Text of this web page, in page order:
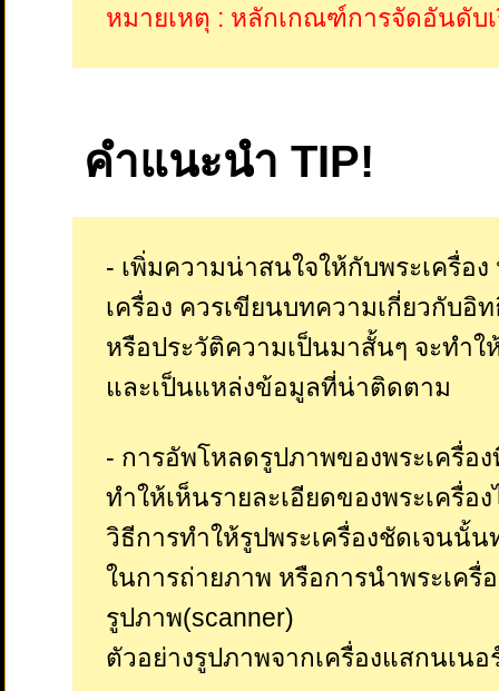
หมายเหตุ : หลักเกณฑ์การจัดอันดับ
คำแนะนำ TIP!
- เพิ่มความน่าสนใจให้กับพระเครื่อ
เครื่อง ควรเขียนบทความเกี่ยวกับอิ
หรือประวัติความเป็นมาสั้นๆ จะทำ
และเป็นแหล่งข้อมูลที่น่าติดตาม
- การอัพโหลดรูปภาพของพระเครื่อ
ทำให้เห็นรายละเอียดของพระเครื่อ
วิธีการทำให้รูปพระเครื่องชัดเจนนั้
ในการถ่ายภาพ หรือการนำพระเครื่
รูปภาพ(scanner)
ตัวอย่างรูปภาพจากเครื่องแสกนเน